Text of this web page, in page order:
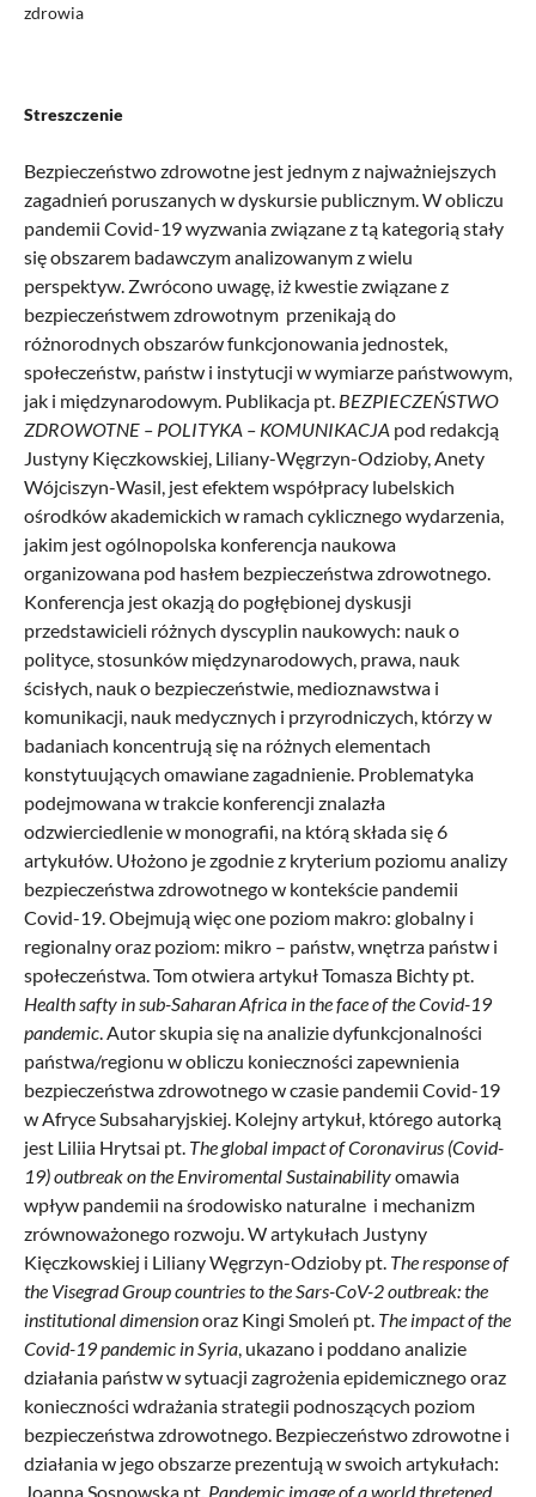
zdrowia
Streszczenie
Bezpieczeństwo zdrowotne jest jednym z najważniejszych
zagadnień poruszanych w dyskursie publicznym. W obliczu
pandemii Covid-19 wyzwania związane z tą kategorią stały
się obszarem badawczym analizowanym z wielu
perspektyw. Zwrócono uwagę, iż kwestie związane z
bezpieczeństwem zdrowotnym przenikają do
różnorodnych obszarów funkcjonowania jednostek,
społeczeństw, państw i instytucji w wymiarze państwowym,
jak i międzynarodowym. Publikacja pt. BEZPIECZEŃSTWO
ZDROWOTNE – POLITYKA – KOMUNIKACJA pod redakcją
Justyny Kięczkowskiej, Liliany-Węgrzyn-Odzioby, Anety
Wójciszyn-Wasil, jest efektem współpracy lubelskich
ośrodków akademickich w ramach cyklicznego wydarzenia,
jakim jest ogólnopolska konferencja naukowa
organizowana pod hasłem bezpieczeństwa zdrowotnego.
Konferencja jest okazją do pogłębionej dyskusji
przedstawicieli różnych dyscyplin naukowych: nauk o
polityce, stosunków międzynarodowych, prawa, nauk
ścisłych, nauk o bezpieczeństwie, medioznawstwa i
komunikacji, nauk medycznych i przyrodniczych, którzy w
badaniach koncentrują się na różnych elementach
konstytuujących omawiane zagadnienie. Problematyka
podejmowana w trakcie konferencji znalazła
odzwierciedlenie w monografii, na którą składa się 6
artykułów. Ułożono je zgodnie z kryterium poziomu analizy
bezpieczeństwa zdrowotnego w kontekście pandemii
Covid-19. Obejmują więc one poziom makro: globalny i
regionalny oraz poziom: mikro – państw, wnętrza państw i
społeczeństwa. Tom otwiera artykuł Tomasza Bichty pt.
Health safty in sub-Saharan Africa in the face of the Covid-19
pandemic. Autor skupia się na analizie dyfunkcjonalności
państwa/regionu w obliczu konieczności zapewnienia
bezpieczeństwa zdrowotnego w czasie pandemii Covid-19
w Afryce Subsaharyjskiej. Kolejny artykuł, którego autorką
jest Liliia Hrytsai pt. The global impact of Coronavirus (Covid-
19) outbreak on the Enviromental Sustainabilityomawia
wpływ pandemii na środowisko naturalne i mechanizm
zrównoważonego rozwoju. W artykułach Justyny
Kięczkowskiej i Liliany Węgrzyn-Odzioby pt. The response of
the Visegrad Group countries to the Sars-CoV-2 outbreak: the
institutional dimensionoraz Kingi Smoleń pt. The impact of the
Covid-19 pandemic in Syria, ukazano i poddano analizie
działania państw w sytuacji zagrożenia epidemicznego oraz
konieczności wdrażania strategii podnoszących poziom
bezpieczeństwa zdrowotnego. Bezpieczeństwo zdrowotne i
działania w jego obszarze prezentują w swoich artykułach:
Joanna Sosnowska pt. Pandemic image of a world thretened